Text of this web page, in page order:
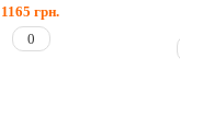
1165 грн.